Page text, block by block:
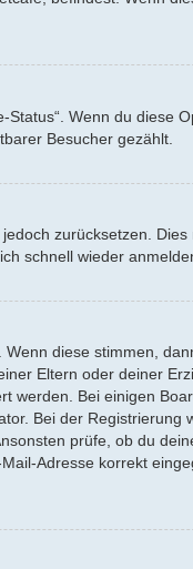
Wenn du diese
Besucher gezählt.
zurücksetzen.
schnell wieder
diese stimmen,
Eltern oder deiner
werden. Bei einigen
Bei der Registrierung
prüfe, ob du
Adresse korrekt